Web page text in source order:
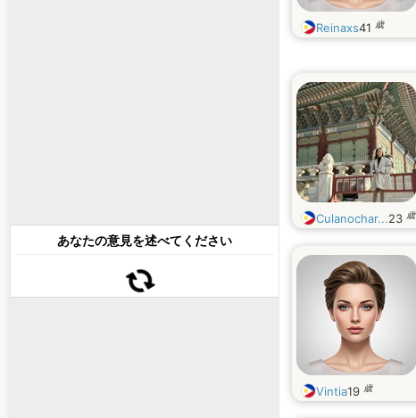
あなたの意見を述べてください
Reinaxs41 歳
Culanochar...23 歳
Vintia19 歳